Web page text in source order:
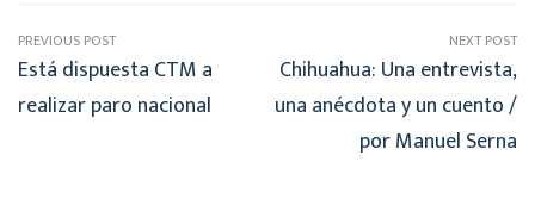
PREVIOUS POST
Está dispuesta CTM a
realizar paro nacional
NEXT POST
Chihuahua: Una entrevista,
una anécdota y un cuento /
por Manuel Serna